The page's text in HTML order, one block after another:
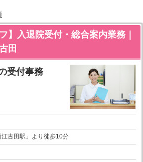
】入退院受付・総合案内業務｜
田
受付事務
江古田駅」より徒歩10分